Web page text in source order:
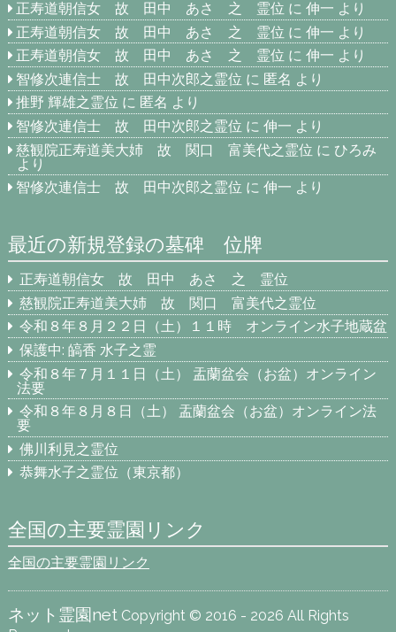
正寿道朝信女 故 田中 あさ 之 霊位 に伸一 より
正寿道朝信女 故 田中 あさ 之 霊位 に伸一 より
正寿道朝信女 故 田中 あさ 之 霊位 に伸一 より
智修次連信士 故 田中次郎之霊位 に 匿名 より
推野 輝雄之霊位 に 匿名 より
智修次連信士 故 田中次郎之霊位 に伸一 より
慈観院正寿道美大姉 故 関口 富美代之霊位 に ひろみ
より
智修次連信士 故 田中次郎之霊位 に伸一 より
最近の新規登録の墓碑 位牌
正寿道朝信女 故 田中 あさ 之 霊位
慈観院正寿道美大姉 故 関口 富美代之霊位
令和８年８月２２日（土）１１時 オンライン水子地蔵盆
保護中: 皜香 水子之霊
令和８年７月１１日（土） 盂蘭盆会（お盆）オンライン
法要
令和８年８月８日（土） 盂蘭盆会（お盆）オンライン法
要
佛川利見之霊位
恭舞水子之霊位（東京都）
全国の主要霊園リンク
全国の主要霊園リンク
ネット霊園netCopyright © 2016 - 2026 All Rights